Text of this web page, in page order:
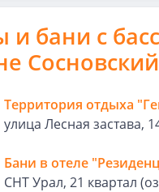
и бани с
Сосновский
Территория отдыха
улица Лесная застава,
Бани в отеле
СНТ Урал, 21 квартал